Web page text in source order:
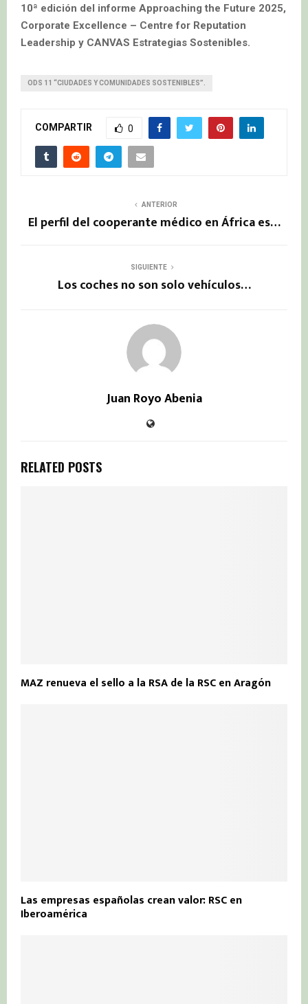
10ª edición del informe Approaching the Future 2025,
Corporate Excellence – Centre for Reputation
Leadership y CANVAS Estrategias Sostenibles.
ODS 11 “CIUDADES Y COMUNIDADES SOSTENIBLES”.
COMPARTIR 0
ANTERIOR
El perfil del cooperante médico en África es…
SIGUIENTE
Los coches no son solo vehículos…
Juan Royo Abenia
RELATED POSTS
MAZ renueva el sello a la RSA de la RSC en Aragón
Las empresas españolas crean valor: RSC en
Iberoamérica